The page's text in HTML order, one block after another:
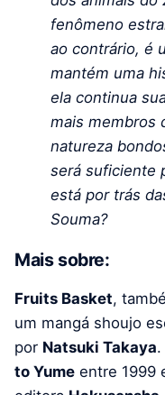
fenômeno
ao contrário, é
mantém uma
ela continua
mais membros
natureza
será suficiente
está por trás
Souma?
Mais sobre:
Fruits Basket,
um mangá shoujo
por Natsuki Takaya.
to Yume entre 1999